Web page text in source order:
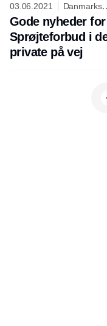
03.06.2021
Danmarks
Naturfredningsforening
Gode nyheder
Sprøjteforbud i
private på vej